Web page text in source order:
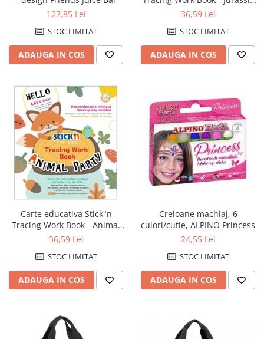
Role hartie pentru plotter
Tipizate
Instrumente de scris si corectura
Creioane mecanice
Instrumente de scris de lux
Linere
Markere pe baza de apa
Markere pe baza de vopsea
Markere pentru CD/DVD
Markere pentru desen tehnic
Markere pentru flipchart
Markere pentru tabla
Markere pentru textile
Markere permanente
Markere speciale
Pixuri cu mecanism
127,85 Lei
STOC LIMITAT
ADAUGA IN COS
World
36,59 Lei
STOC LIMITAT
ADAUGA IN COS
Carte educativa Stick"n
Tracing Work Book - Animal
Party
36,59 Lei
STOC LIMITAT
ADAUGA IN COS
Creioane machiaj, 6
culori/cutie, ALPINO Princess
24,55 Lei
STOC LIMITAT
ADAUGA IN COS